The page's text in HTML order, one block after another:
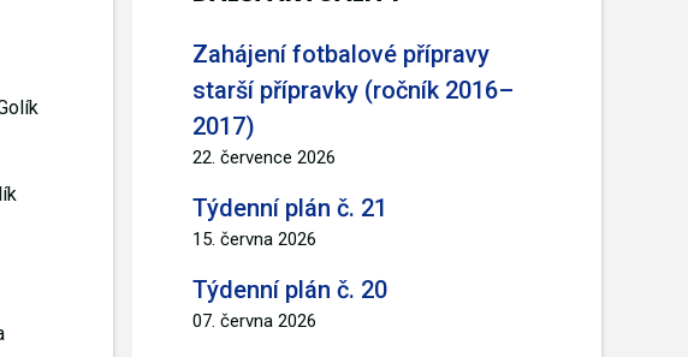
Zahájení fotbalové přípravy
starší přípravky (ročník 2016–
2017)
22. července 2026
Týdenní plán č. 21
15. června 2026
Týdenní plán č. 20
07. června 2026